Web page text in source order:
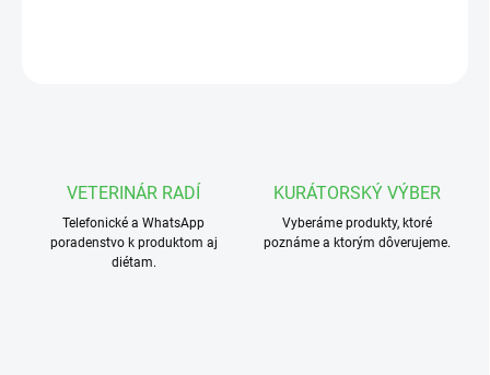
VETERINÁR RADÍ
Telefonické a WhatsApp
poradenstvo k produktom aj
diétam.
KURÁTORSKÝ VÝBER
Vyberáme produkty, ktoré
poznáme a ktorým dôverujeme.